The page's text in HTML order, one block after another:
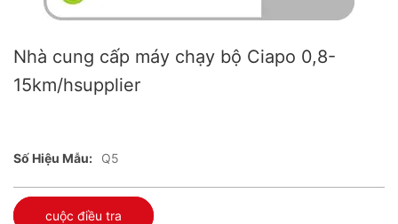
Nhà cung cấp máy chạy bộ Ciapo 0,8-
15km/hsupplier
Số Hiệu Mẫu: Q5
cuộc điều tra